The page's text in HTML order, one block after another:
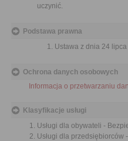
uczynić.
Podstawa prawna
Ustawa z dnia 24
Ochrona danych osobowych
Informacja o przetwarzaniu
Klasyfikacje usługi
Usługi dla obywateli -
Usługi dla